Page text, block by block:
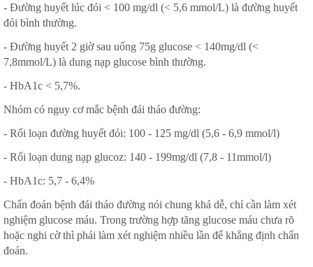
- Đường huyết lúc đói < 100 mg/dl (< 5,6 mmol/L) là đường huyết
đói bình thường.
- Đường huyết 2 giờ sau uống 75g glucose < 140mg/dl (<
7,8mmol/L) là dung nạp glucose bình thường.
- HbA1c < 5,7%.
Nhóm có nguy cơ mắc bệnh đái tháo đường:
- Rối loạn đường huyết đói: 100 - 125 mg/dl (5,6 - 6,9 mmol/l)
- Rối loạn dung nạp glucoz: 140 - 199mg/dl (7,8 - 11mmol/l)
- HbA1c: 5,7 - 6,4%
Chẩn đoán bệnh đái tháo đường nói chung khá dễ, chỉ cần làm xét
nghiệm glucose máu. Trong trường hợp tăng glucose máu chưa rõ
hoặc nghi cờ thì phải làm xét nghiệm nhiều lần để khẳng định chẩn
đoán.